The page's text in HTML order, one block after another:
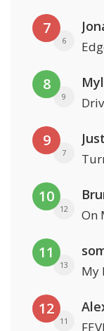
7
6
8
9
9
7
10
12 On
11
13 My
12
11